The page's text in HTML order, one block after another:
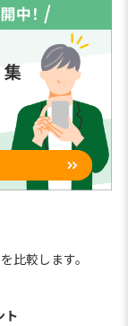
比較します。
ト